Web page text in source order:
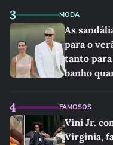
3 MODA
As
para o
tanto
banho
4 FAMOSOS
Vini Jr.
Virginia,